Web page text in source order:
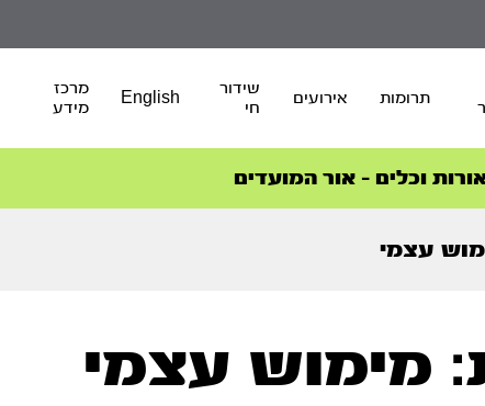
תרומות אירועים
שידור
חי
English
מרכז
מידע
– דרך המלך
וכלים – אור המועדים
הטבעית >
– דרך המלך
עצמי
מימוש עצמי